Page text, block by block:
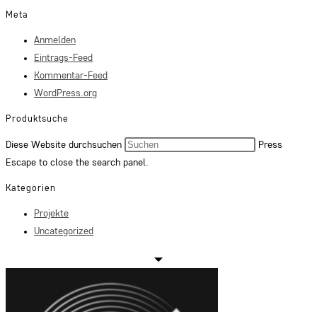
Meta
Anmelden
Eintrags-Feed
Kommentar-Feed
WordPress.org
Produktsuche
Diese Website durchsuchen
Press
Escape to close the search panel.
Kategorien
Projekte
Uncategorized